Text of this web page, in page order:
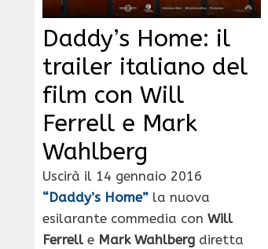
Daddy’s Home: il
trailer italiano del
film con Will
Ferrell e Mark
Wahlberg
Uscirà il 14 gennaio 2016
“Daddy’s Home” la nuova
esilarante commedia con Will
Ferrell e Mark Wahlberg diretta